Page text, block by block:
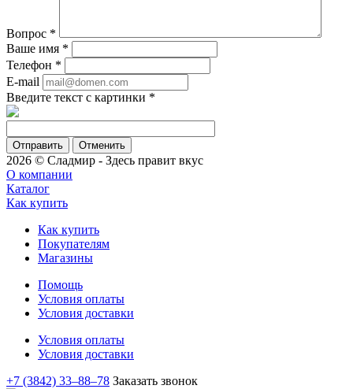
Вопрос *
Ваше имя *
Телефон *
E-mail
Введите текст с картинки *
Отменить
2026 © Сладмир - Здесь правит вкус
О компании
Каталог
Как купить
Как купить
Покупателям
Магазины
Помощь
Условия оплаты
Условия доставки
Условия оплаты
Условия доставки
+7 (3842) 33‒88‒78 Заказать звонок